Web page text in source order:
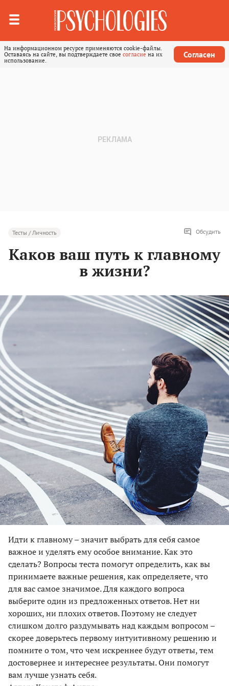
На информационном ресурсе применяются cookie-файлы.
Оставаясь на сайте, вы подтверждаете свое согласие на их
использование.
Согласен
Тесты / Личность Обсудить
Каков ваш путь к главному
в жизни?
Идти к главному – значит выбрать для себя самое
важное и уделять ему особое внимание. Как это
сделать? Вопросы теста помогут определить, как вы
принимаете важные решения, как определяете, что
для вас самое значимое. Для каждого вопроса
выберите один из предложенных ответов. Нет ни
хороших, ни плохих ответов. Поэтому не следует
слишком долго раздумывать над каждым вопросом –
скорее доверьтесь первому интуитивному решению и
помните о том, что чем искреннее будут ответы, тем
достовернее и интереснее результаты. Они помогут
вам лучше узнать себя.